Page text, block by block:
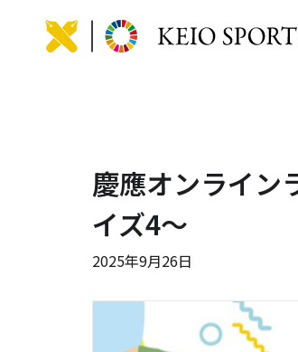
慶應オンライン
イズ4～
2025年9月26日